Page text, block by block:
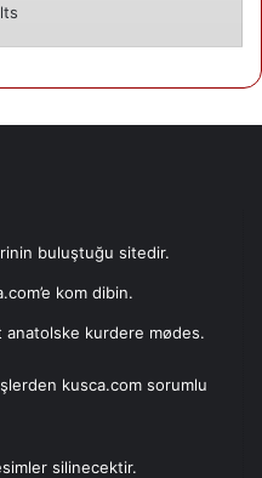
Ele Gittiğinde
buluştuğu sitedir.
kom dibin.
kurdere mødes.
kusca.com sorumlu
silinecektir.